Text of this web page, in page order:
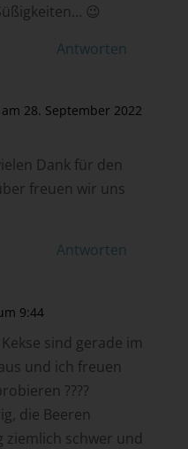
😉
Antworten
am 28. September 2022
Dank für den
freuen wir uns
Antworten
9:44
sind gerade im
und ich freuen
????
die Beeren
ziemlich schwer und